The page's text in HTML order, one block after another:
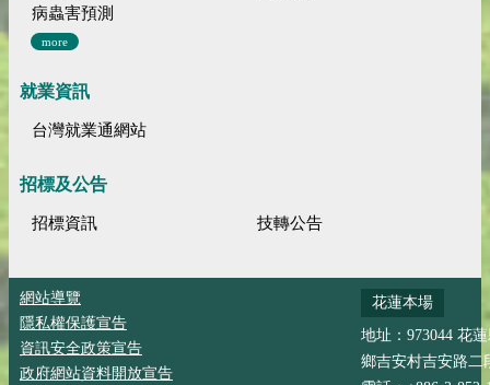
病蟲害預測
more
就業資訊
台灣就業通網站
招標及公告
招標資訊 技轉公告
網站導覽
隱私權保護宣告
資訊安全政策宣告
政府網站資料開放宣告
花蓮本場
地址：973044 花
鄉吉安村吉安路二